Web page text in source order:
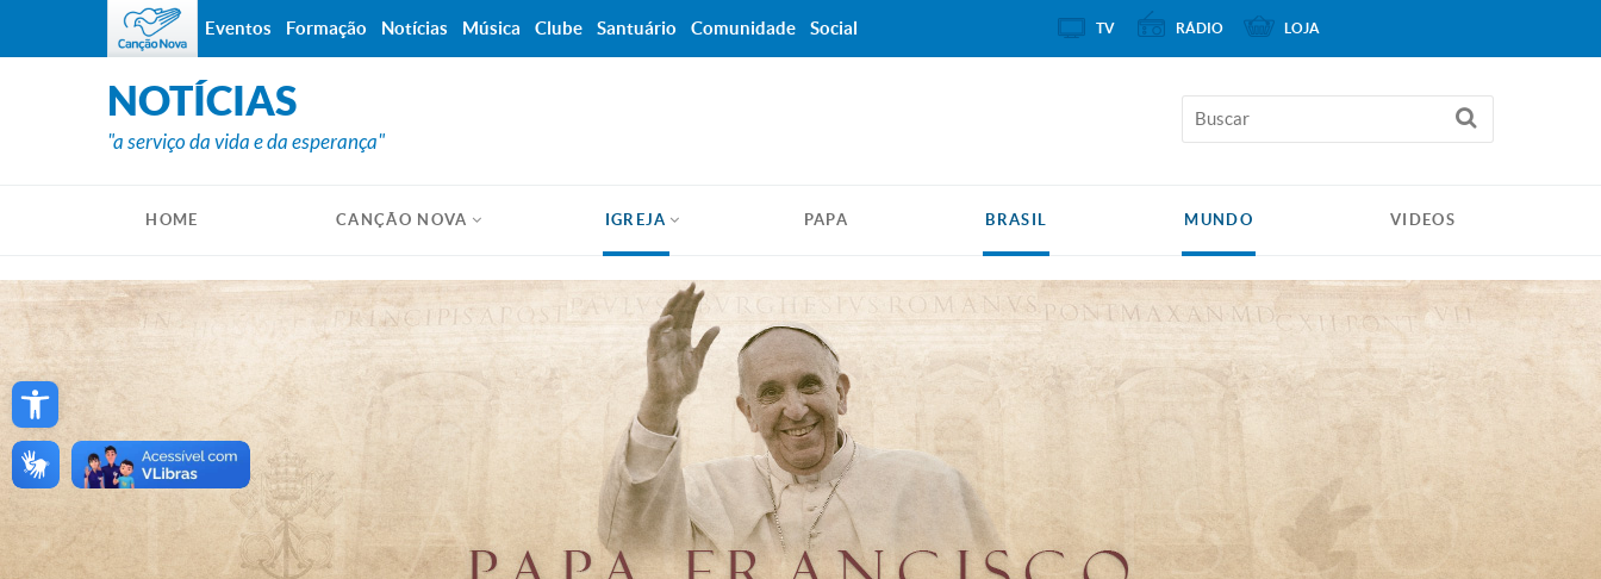
Open toolbar
NOTÍCIAS
"a serviço da vida e da esperança"
HOME CANÇÃO NOVA IGREJA PAPA BRASIL MUNDO VIDEOS
Eventos Formação Notícias Música Clube Santuário Comunidade Social TV RÁDIO LOJA